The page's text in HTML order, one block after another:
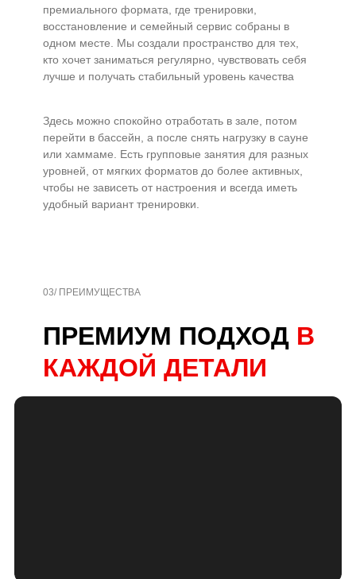
Здесь можно спокойно отработать в зале, потом
перейти в бассейн, а после снять нагрузку в сауне
или хаммаме. Есть групповые занятия для разных
уровней, от мягких форматов до более активных,
чтобы не зависеть от настроения и всегда иметь
удобный вариант тренировки.
премиального формата, где тренировки,
восстановление и семейный сервис собраны в
одном месте. Мы создали пространство для тех,
кто хочет заниматься регулярно, чувствовать себя
лучше и получать стабильный уровень качества
ПРЕМИУМ ПОДХОД В
КАЖДОЙ ДЕТАЛИ
03/ ПРЕИМУЩЕСТВА